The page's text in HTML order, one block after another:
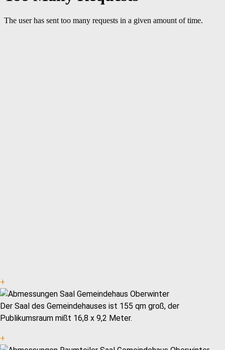
+
Der Saal des Gemeindehauses ist 155 qm groß, der
Publikumsraum mißt 16,8 x 9,2 Meter.
+